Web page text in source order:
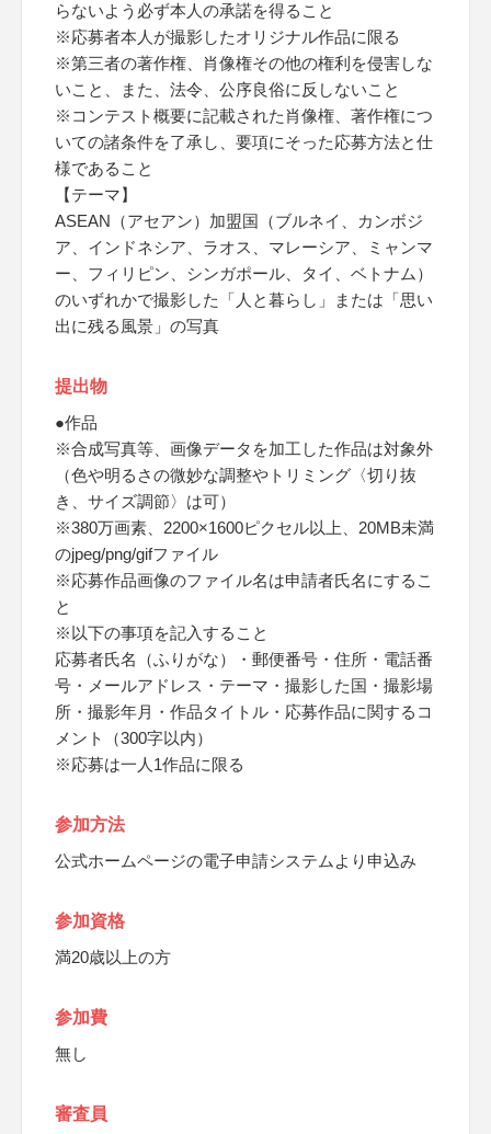
らないよう必ず本人の承諾を得ること
※応募者本人が撮影したオリジナル作品に限る
※第三者の著作権、肖像権その他の権利を侵害しな
いこと、また、法令、公序良俗に反しないこと
※コンテスト概要に記載された肖像権、著作権につ
いての諸条件を了承し、要項にそった応募方法と仕
様であること
【テーマ】
ASEAN（アセアン）加盟国（ブルネイ、カンボジ
ア、インドネシア、ラオス、マレーシア、ミャンマ
ー、フィリピン、シンガポール、タイ、ベトナム）
のいずれかで撮影した「人と暮らし」または「思い
出に残る風景」の写真
提出物
●作品
※合成写真等、画像データを加工した作品は対象外
（色や明るさの微妙な調整やトリミング〈切り抜
き、サイズ調節〉は可）
※380万画素、2200×1600ピクセル以上、20MB未満
のjpeg/png/gifファイル
※応募作品画像のファイル名は申請者氏名にするこ
と
※以下の事項を記入すること
応募者氏名（ふりがな）・郵便番号・住所・電話番
号・メールアドレス・テーマ・撮影した国・撮影場
所・撮影年月・作品タイトル・応募作品に関するコ
メント（300字以内）
※応募は一人1作品に限る
参加方法
公式ホームページの電子申請システムより申込み
参加資格
満20歳以上の方
参加費
無し
審査員